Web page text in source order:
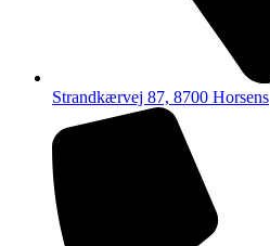
Strandkærvej 87, 8700 Horsens